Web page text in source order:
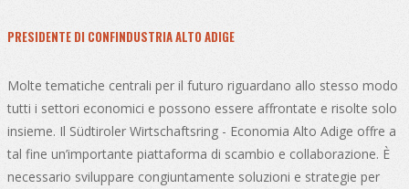
PRESIDENTE DI CONFINDUSTRIA ALTO ADIGE
Molte tematiche centrali per il futuro riguardano allo stesso modo
tutti i settori economici e possono essere affrontate e risolte solo
insieme. Il Südtiroler Wirtschaftsring - Economia Alto Adige offre a
tal fine un’importante piattaforma di scambio e collaborazione. È
necessario sviluppare congiuntamente soluzioni e strategie per